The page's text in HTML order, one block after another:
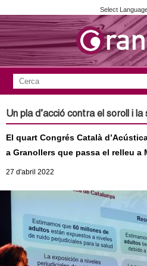
Vés
al
contingut
Select
u
n
m
e
F
r
m
u
l
a
e
Un pla d’acció contra el soroll i
El quart Congrés Català
a Granollers que passa el relleu a
27 d'abril 2022